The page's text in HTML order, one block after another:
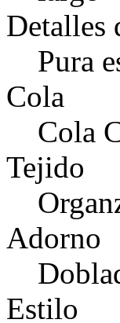
Detalles
Pura
Cola
Cola
Tejido
Adorno
Estilo